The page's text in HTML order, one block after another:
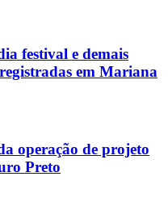
festival e demais
em Mariana
operação de projeto
Preto